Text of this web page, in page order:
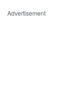
Advertisement